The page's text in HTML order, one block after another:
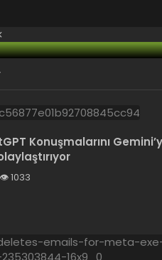
Banka Hesaplarını
Konuşmalarını
1033